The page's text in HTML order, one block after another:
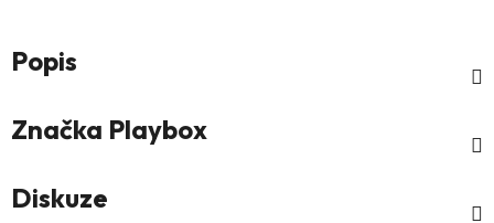
Popis
Značka Playbox
Diskuze